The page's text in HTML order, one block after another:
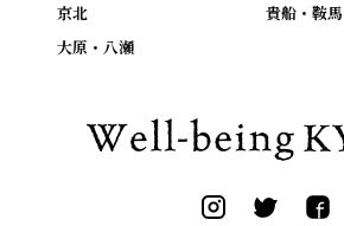
京北
貴船・鞍馬
大原・八瀬